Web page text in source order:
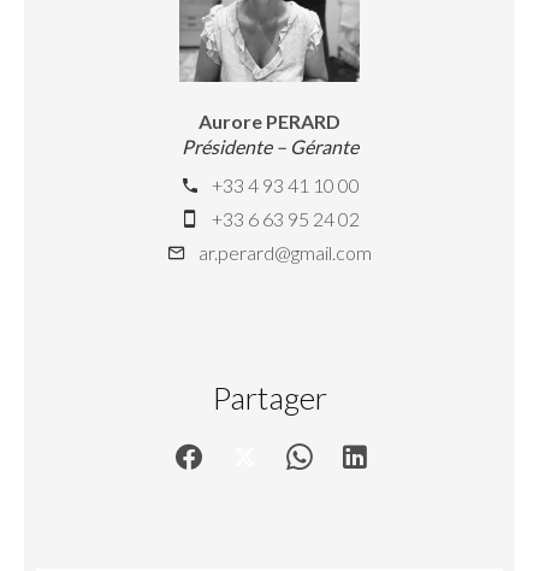
Aurore PERARD
Présidente – Gérante
+33 4 93 41 10 00
+33 6 63 95 24 02
ar.perard@gmail.com
Partager